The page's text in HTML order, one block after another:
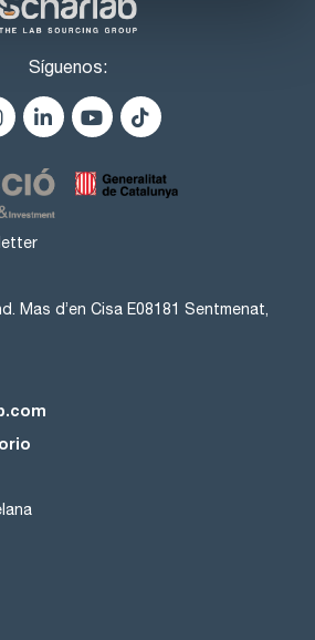
Síguenos:
Mas d’en Cisa E08181 Sentmenat,